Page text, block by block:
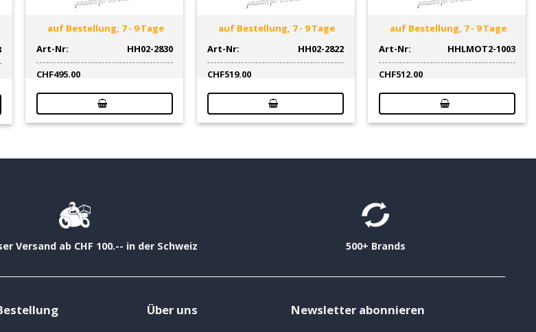
auf Bestellung, 7 - 9 Tage
Art-Nr:
HH02-2830
CHF495.00
auf Bestellung, 7 - 9 Tage
Art-Nr:
HH02-2822
CHF519.00
auf Bestellung, 7 - 9 Tage
Art-Nr:
HHLMOT2-1003
CHF512.00
Versand ab CHF 100.-- in der Schweiz 500+ Brands
Über uns Newsletter abonnieren